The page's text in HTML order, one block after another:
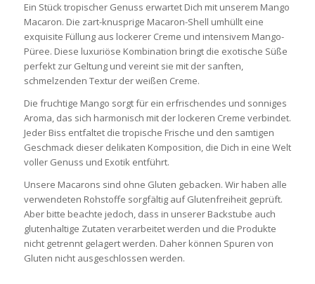
Ein Stück tropischer Genuss erwartet Dich mit unserem Mango
Macaron. Die zart-knusprige Macaron-Shell umhüllt eine
exquisite Füllung aus lockerer Creme und intensivem Mango-
Püree. Diese luxuriöse Kombination bringt die exotische Süße
perfekt zur Geltung und vereint sie mit der sanften,
schmelzenden Textur der weißen Creme.
Die fruchtige Mango sorgt für ein erfrischendes und sonniges
Aroma, das sich harmonisch mit der lockeren Creme verbindet.
Jeder Biss entfaltet die tropische Frische und den samtigen
Geschmack dieser delikaten Komposition, die Dich in eine Welt
voller Genuss und Exotik entführt.
Unsere Macarons sind ohne Gluten gebacken. Wir haben alle
verwendeten Rohstoffe sorgfältig auf Glutenfreiheit geprüft.
Aber bitte beachte jedoch, dass in unserer Backstube auch
glutenhaltige Zutaten verarbeitet werden und die Produkte
nicht getrennt gelagert werden. Daher können Spuren von
Gluten nicht ausgeschlossen werden.